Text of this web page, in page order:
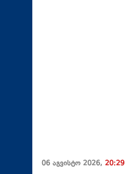
06 აგვისტო 2026, 20:29